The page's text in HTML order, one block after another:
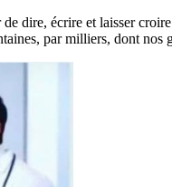
dire, écrire et laisser
par milliers, dont